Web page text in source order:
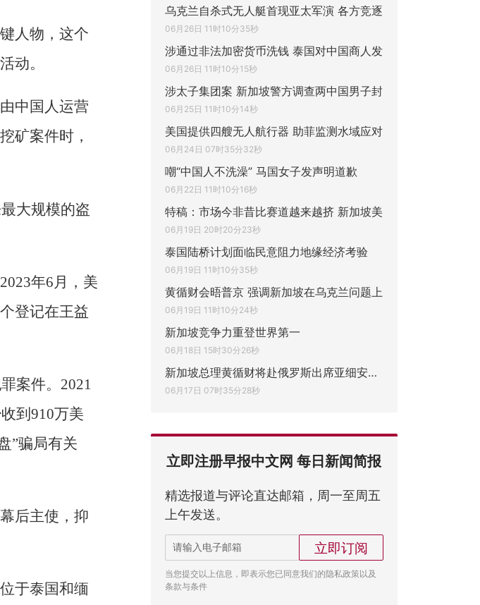
人物，这个
动。
中国人运营
矿案件时，
大规模的盗
年6月，美
登记在王益
案件。2021
到910万美
”骗局有关
后主使，抑
于泰国和缅
乌克兰自杀式无人艇首现亚太军演 各方竞逐
06月26日 11时10分35秒
涉通过非法加密货币洗钱 泰国对中国商人发
06月26日 11时10分15秒
涉太子集团案 新加坡警方调查两中国男子封
06月25日 11时10分14秒
美国提供四艘无人航行器 助菲监测水域应对
06月24日 07时35分32秒
嘲“中国人不洗澡” 马国女子发声明道歉
06月22日 11时10分16秒
特稿：市场今非昔比赛道越来越挤 新加坡美
06月19日 20时20分23秒
泰国陆桥计划面临民意阻力地缘经济考验
06月19日 11时10分35秒
黄循财会晤普京 强调新加坡在乌克兰问题上
06月19日 11时10分24秒
新加坡竞争力重登世界第一
06月18日 15时30分26秒
新加坡总理黄循财将赴俄罗斯出席亚细安—俄
06月17日 07时35分28秒
立即注册早报中文网 每日新闻简报
精选报道与评论直达邮箱，周一至周五
上午发送。
立即订阅
当您提交以上信息，即表示您已同意我们的隐私政策以及
条款与条件